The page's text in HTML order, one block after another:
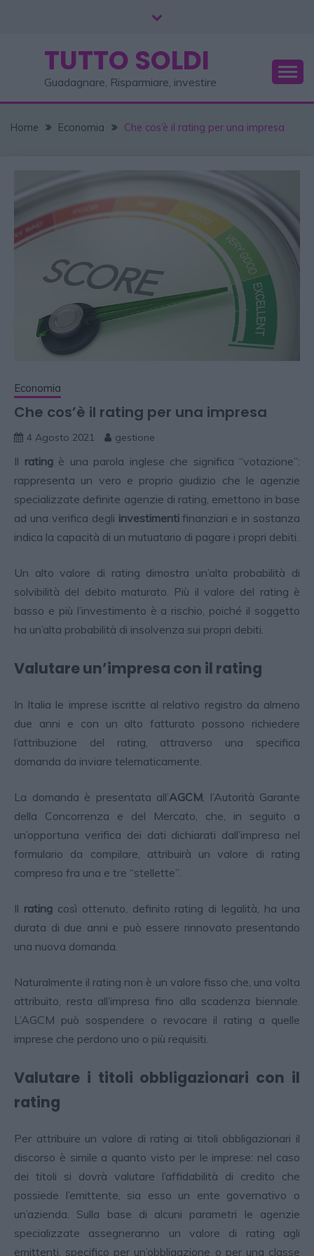
TUTTO SOLDI
Guadagnare, Risparmiare, investire
Home Economia Che cos’è il rating per una impresa
Economia
Che cos’è il rating per una impresa
4 Agosto 2021 gestione
Il ratingè una parola inglese che significa “votazione”:
rappresenta un vero e proprio giudizio che le agenzie
specializzate definite agenzie di rating, emettono in base
ad una verifica degli investimentifinanziari e in sostanza
indica la capacità di un mutuatario di pagare i propri debiti.
Un alto valore di rating dimostra un’alta probabilità di
solvibilità del debito maturato. Più il valore del rating è
basso e più l’investimento è a rischio, poiché il soggetto
ha un’alta probabilità di insolvenza sui propri debiti.
Valutare un’impresa con il rating
In Italia le imprese iscritte al relativo registro da almeno
due anni e con un alto fatturato possono richiedere
l’attribuzione del rating, attraverso una specifica
domanda da inviare telematicamente.
La domanda è presentata all’AGCM , l’Autorità Garante
della Concorrenza e del Mercato, che, in seguito a
un’opportuna verifica dei dati dichiarati dall’impresa nel
formulario da compilare, attribuirà un valore di rating
compreso fra una e tre “stellette”.
Il ratingcosì ottenuto, definito rating di legalità, ha una
durata di due anni e può essere rinnovato presentando
una nuova domanda.
Naturalmente il rating non è un valore fisso che, una volta
attribuito, resta all’impresa fino alla scadenza biennale.
L’AGCM può sospendere o revocare il rating a quelle
imprese che perdono uno o più requisiti.
Valutare i titoli obbligazionari con il
rating
Per attribuire un valore di rating ai titoli obbligazionari il
discorso è simile a quanto visto per le imprese: nel caso
dei titoli si dovrà valutare l’affidabilità di credito che
possiede l’emittente, sia esso un ente governativo o
un’azienda. Sulla base di alcuni parametri le agenzie
specializzate assegneranno un valore di rating agli
emittenti, specifico per un’obbligazione o per una classe